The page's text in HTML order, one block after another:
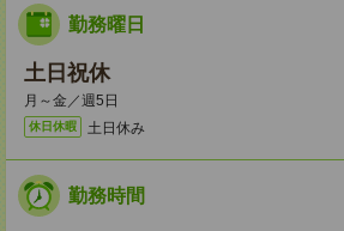
勤務曜日
土日祝休
月～金／週5日
休日休暇 土日休み
勤務時間